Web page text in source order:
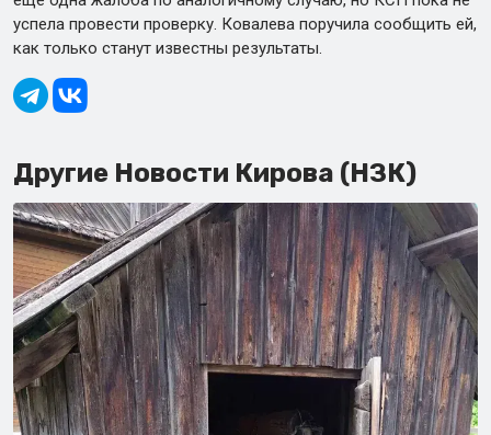
успела провести проверку. Ковалева поручила сообщить ей,
как только станут известны результаты.
Другие Новости Кирова (НЗК)